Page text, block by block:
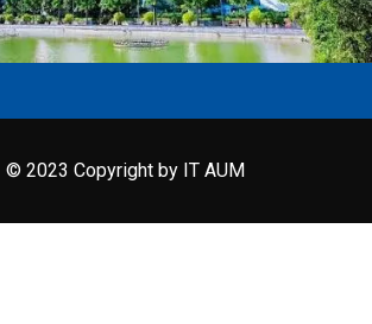
© 2023 Copyright by IT AUM